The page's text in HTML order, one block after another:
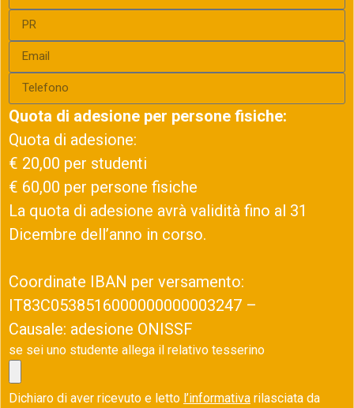
Quota di adesione per persone fisiche:
Quota di adesione:
€ 20,00 per studenti
€ 60,00 per persone fisiche
La quota di adesione avrà validità fino al 31
Dicembre dell’anno in corso.
Coordinate IBAN per versamento:
IT83C0538516000000000003247 –
Causale: adesione ONISSF
se sei uno studente allega il relativo tesserino
Dichiaro di aver ricevuto e letto l’informativa rilasciata da